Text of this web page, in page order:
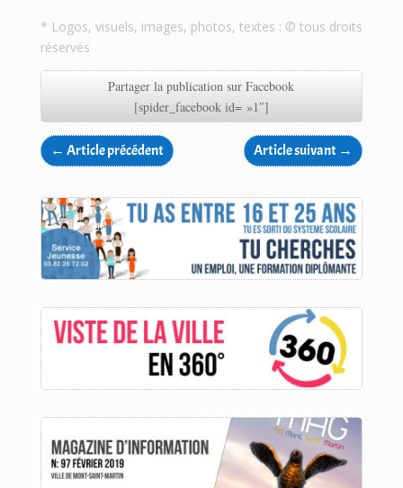
* Logos, visuels, images, photos, textes : © tous droits
réservés
Partager la publication sur Facebook
[spider_facebook id= »1″]
← Article précédent Article suivant →